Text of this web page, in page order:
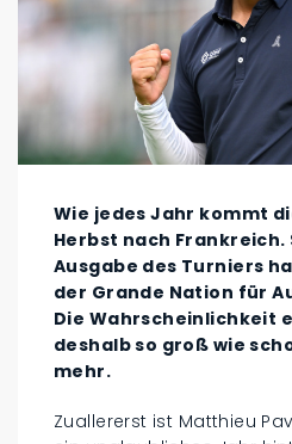
Wie jedes Jahr kommt
Herbst nach
Ausgabe des Turniers
der Grande Nation für
Die Wahrscheinlichkeit
deshalb so groß wie
mehr.
Zuallererst ist Matthieu